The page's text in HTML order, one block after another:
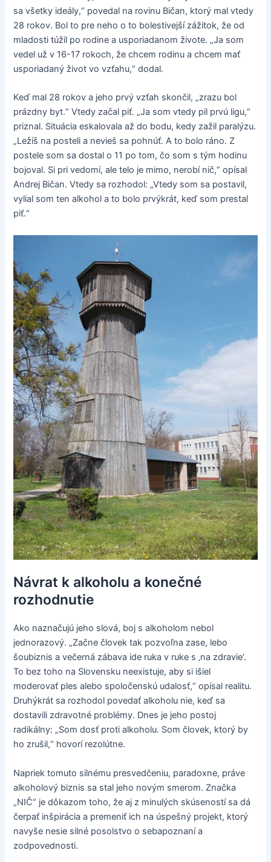
sa všetky ideály,“ povedal na rovinu Bičan, ktorý mal vtedy
28 rokov. Bol to pre neho o to bolestivejší zážitok, že od
mladosti túžil po rodine a usporiadanom živote. „Ja som
vedel už v 16-17 rokoch, že chcem rodinu a chcem mať
usporiadaný život vo vzťahu,“ dodal.
Keď mal 28 rokov a jeho prvý vzťah skončil, „zrazu bol
prázdny byt.“ Vtedy začal piť. „Ja som vtedy pil prvú ligu,“
priznal. Situácia eskalovala až do bodu, kedy zažil paralýzu.
„Ležíš na posteli a nevieš sa pohnúť. A to bolo ráno. Z
postele som sa dostal o 11 po tom, čo som s tým hodinu
bojoval. Si pri vedomí, ale telo je mimo, nerobí nič,“ opísal
Andrej Bičan. Vtedy sa rozhodol: „Vtedy som sa postavil,
vylial som ten alkohol a to bolo prvýkrát, keď som prestal
piť.“
Návrat k alkoholu a konečné
rozhodnutie
Ako naznačujú jeho slová, boj s alkoholom nebol
jednorazový. „Začne človek tak pozvoľna zase, lebo
šoubiznis a večerná zábava ide ruka v ruke s ‚na zdravie‘.
To bez toho na Slovensku neexistuje, aby si išiel
moderovať ples alebo spoločenskú udalosť,“ opísal realitu.
Druhýkrát sa rozhodol povedať alkoholu nie, keď sa
dostavili zdravotné problémy. Dnes je jeho postoj
radikálny: „Som dosť proti alkoholu. Som človek, ktorý by
ho zrušil,“ hovorí rezolútne.
Napriek tomuto silnému presvedčeniu, paradoxne, práve
alkoholový biznis sa stal jeho novým smerom. Značka
„NIČ“ je dôkazom toho, že aj z minulých skúseností sa dá
čerpať inšpirácia a premeniť ich na úspešný projekt, ktorý
navyše nesie silné posolstvo o sebapoznaní a
zodpovednosti.